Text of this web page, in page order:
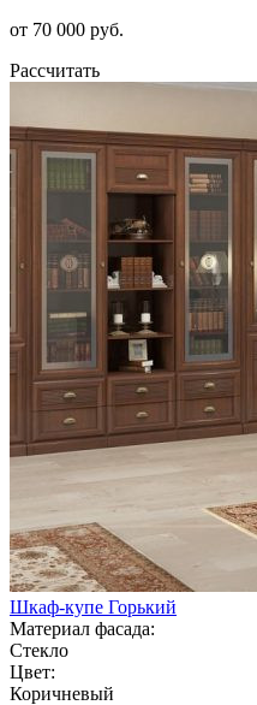
от 70 000 руб.
Рассчитать
Шкаф-купе Горький
Материал фасада:
Стекло
Цвет:
Коричневый